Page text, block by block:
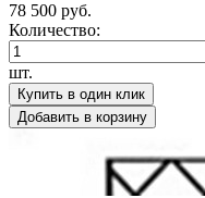
78 500 руб.
Количество:
шт.
Купить в один клик
Добавить в корзину